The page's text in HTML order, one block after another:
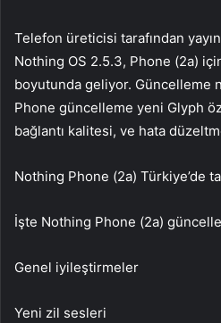
Telefon üreticisi tarafından
Nothing OS 2.5.3, Phone (2a)
boyutunda geliyor. Güncelleme
Phone güncelleme yeni Glyph
bağlantı kalitesi, ve hata
Nothing Phone (2a) Türkiye’de
İşte Nothing Phone (2a)
Genel iyileştirmeler
Yeni zil sesleri